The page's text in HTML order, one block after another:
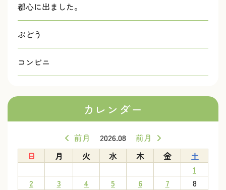
都心に出ました。
ぶどう
コンビニ
カレンダー
前月 2026.08
前月
日
月 火 水 木 金
土
1
2
3 4 5 6 7
8